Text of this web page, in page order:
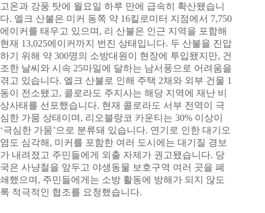
고온과 강풍 탓에 월요일 하루 만에 급속히 확산됐습니
다. 엘크 산불은 미커 동쪽 약 16킬로미터 지점에서 7,750
에이커를 태우고 있으며, 리 산불은 인근 지역을 포함해
현재 13,025에이커까지 번진 상태입니다. 두 산불을 진압
하기 위해 약 300명의 소방대원이 현장에 투입됐지만, 건
조한 날씨와 시속 25마일에 달하는 남서풍으로 어려움을
겪고 있습니다. 엘크 산불로 인해 주택 2채와 외부 건물 1
동이 전소됐고, 콜로라도 주지사는 해당 지역에 재난 비
상사태를 선포했습니다. 현재 콜로라도 서부 전역이 극
심한 가뭄 상태이며, 리오블랑코 카운티는 30% 이상이
‘극심한 가뭄’으로 분류돼 있습니다. 연기로 인한 대기오
염도 심각해, 미커를 포함한 여러 도시에는 대기질 경보
가 내려졌고 주민들에게 외출 자제가 권고됐습니다. 당
국은 사냥철을 앞두고 야생동물 보호구역 여러 곳을 폐
쇄했으며, 주민들에게는 소방 활동에 방해가 되지 않도
록 적극적인 협조를 요청했습니다.